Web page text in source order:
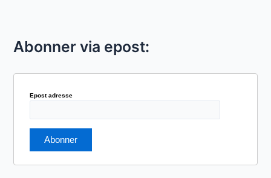
Abonner via epost:
Epost adresse